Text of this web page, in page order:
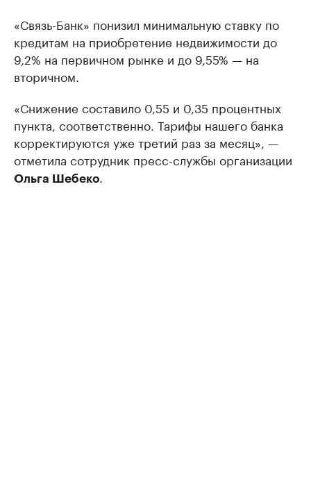
«Связь-Банк» понизил минимальную ставку по
кредитам на приобретение недвижимости до
9,2% на первичном рынке и до 9,55% — на
вторичном.
«Снижение составило 0,55 и 0,35 процентных
пункта, соответственно. Тарифы нашего банка
корректируются уже третий раз за месяц», —
отметила сотрудник пресс-службы организации
Ольга Шебеко.